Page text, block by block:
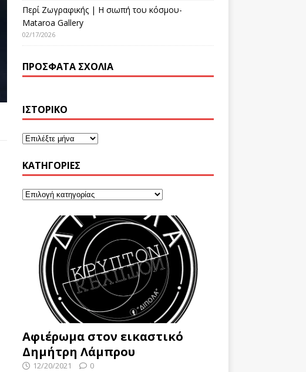
Περί Ζωγραφικής | Η σιωπή του κόσμου-
Mataroa Gallery
02/17/2026
ΠΡΌΣΦΑΤΑ ΣΧΌΛΙΑ
ΙΣΤΟΡΙΚΌ
KΑΤΗΓΟΡΊΕΣ
Αφιέρωμα στον εικαστικό
Δημήτρη Λάμπρου
12/20/2021 0